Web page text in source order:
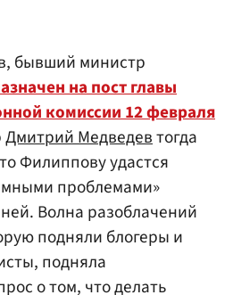
бывший министр
на пост главы
комиссии 12 февраля
Дмитрий Медведевтогда
Филиппову удастся
проблемами»
Волна разоблачений
подняли блогеры и
подняла
о том, что делать